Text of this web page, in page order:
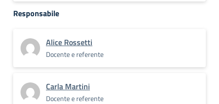
Responsabile
Alice Rossetti
Docente e referente
Carla Martini
Docente e referente